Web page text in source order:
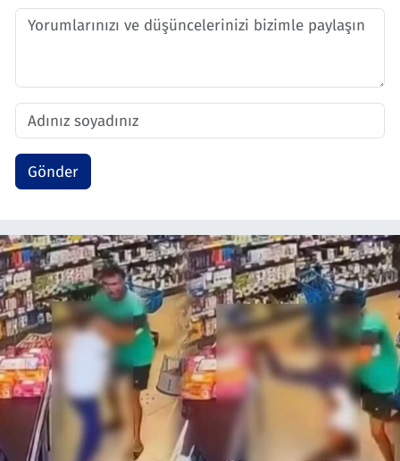
Gönder